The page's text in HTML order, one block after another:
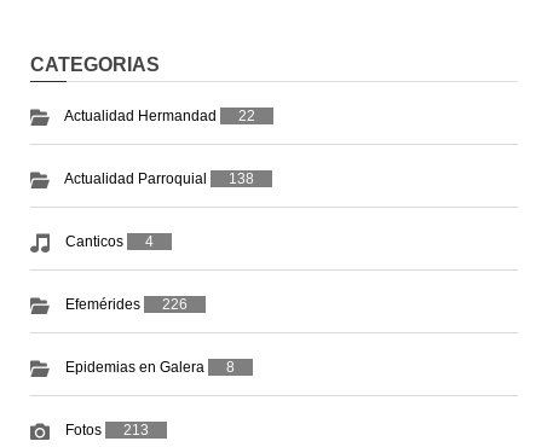
CATEGORIAS
Actualidad Hermandad 22
Actualidad Parroquial 138
Canticos 4
Efemérides 226
Epidemias en Galera 8
Fotos 213